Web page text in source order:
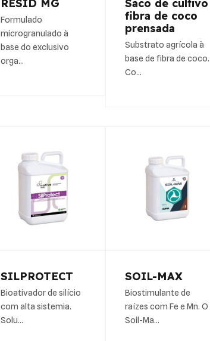
RESID MG
Formulado
microgranulado à
base do exclusivo
orga…
Saco de cultivo
fibra de coco
prensada
Substrato agrícola à
base de fibra de coco.
Co…
SILPROTECT
Bioativador de silício
com alta sistemia.
Solu…
SOIL-MAX
Biostimulante de
raízes com Fe e Mn. O
Soil-Ma…